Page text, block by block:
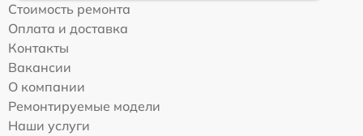
Стоимость ремонта
Оплата и доставка
Контакты
Вакансии
О компании
Ремонтируемые модели
Наши услуги